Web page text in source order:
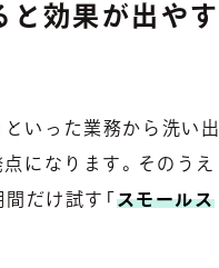
と効果が出やす
といった業務から洗い出
になります。そのうえ
だけ試す「 スモールス